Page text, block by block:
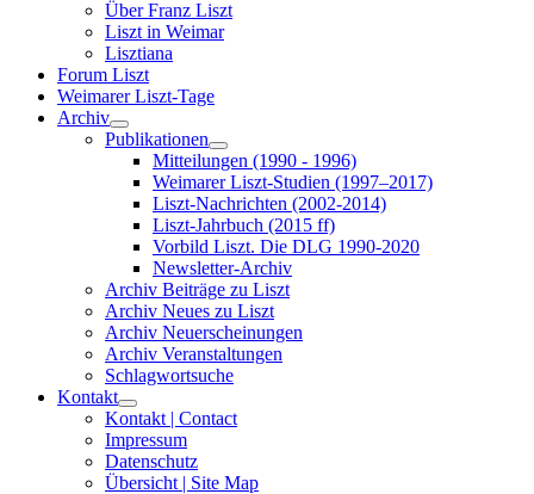
Über Franz Liszt
Liszt in Weimar
Lisztiana
Forum Liszt
Weimarer Liszt-Tage
Archiv
Publikationen
Mitteilungen (1990 - 1996)
Weimarer Liszt-Studien (1997–2017)
Liszt-Nachrichten (2002-2014)
Liszt-Jahrbuch (2015 ff)
Vorbild Liszt. Die DLG 1990-2020
Newsletter-Archiv
Archiv Beiträge zu Liszt
Archiv Neues zu Liszt
Archiv Neuerscheinungen
Archiv Veranstaltungen
Schlagwortsuche
Kontakt
Kontakt | Contact
Impressum
Datenschutz
Übersicht | Site Map